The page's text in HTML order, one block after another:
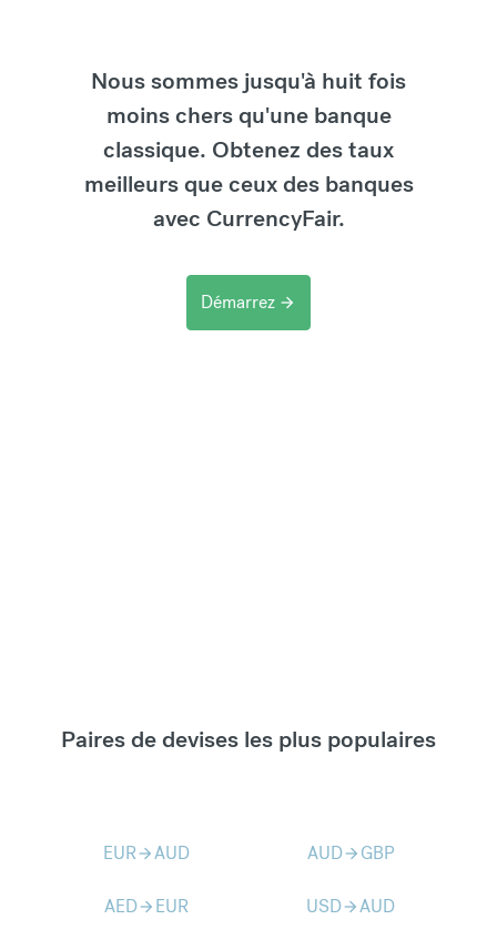
Nous sommes jusqu'à huit fois
moins chers qu'une banque
classique. Obtenez des taux
meilleurs que ceux des banques
avec CurrencyFair.
Démarrez arrow_forward
Paires de devises les plus populaires
EURarrow_forwardAUD AUDarrow_forward GBP
AEDarrow_forward EUR USDarrow_forwardAUD